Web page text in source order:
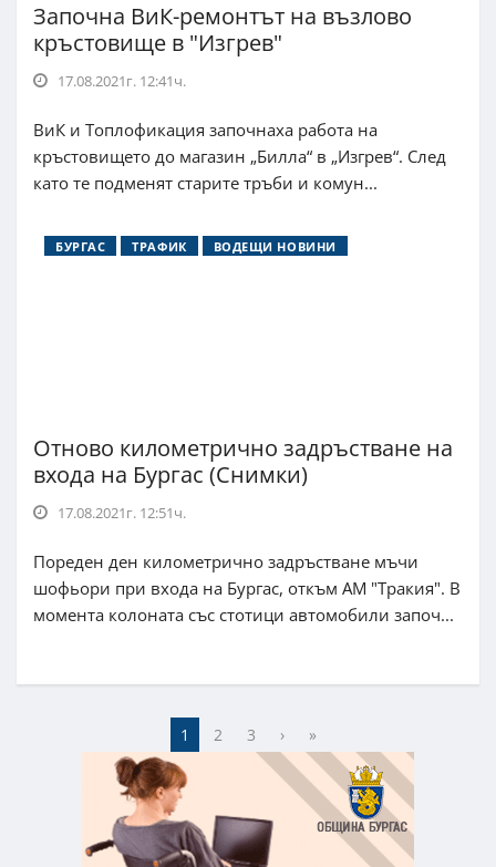
Започна ВиК-ремонтът на възлово
кръстовище в "Изгрев"
17.08.2021г. 12:41ч.
ВиК и Топлофикация започнаха работа на
кръстовището до магазин „Билла“ в „Изгрев“. След
като те подменят старите тръби и комун...
БУРГАС ТРАФИК ВОДЕЩИ НОВИНИ
Отново километрично задръстване на
входа на Бургас (Снимки)
17.08.2021г. 12:51ч.
Пореден ден километрично задръстване мъчи
шофьори при входа на Бургас, откъм АМ "Тракия". В
момента колоната със стотици автомобили започ...
1 2 3 › »